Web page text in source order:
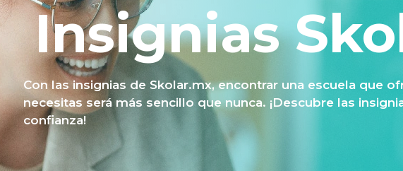
Insignias
Con las insignias de Skolar.mx, encontrar una escuela que
necesitas será más sencillo que nunca. ¡Descubre las
confianza!